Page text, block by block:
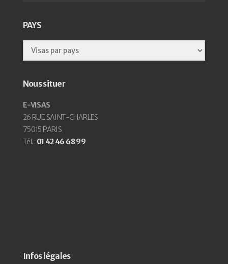
PAYS
Nous situer
E-VISAS
26 RUE SAINT-CHARLES
75015 PARIS
Tél. : 01 42 46 68 99
Infos légales